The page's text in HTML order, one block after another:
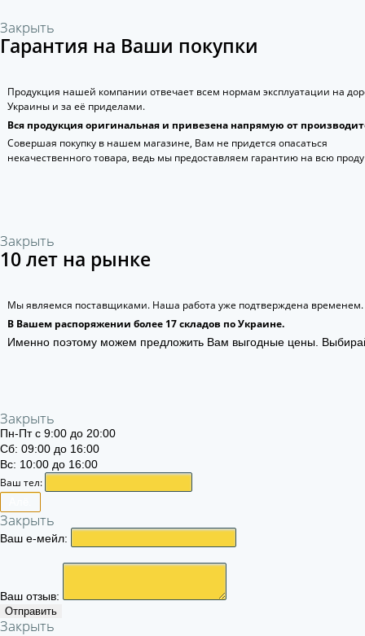
Закрыть
Гарантия на Ваши покупки
Продукция нашей компании отвечает всем нормам эксплуатации на
Украины и за её приделами.
Вся продукция оригинальная и привезена напрямую от
Совершая покупку в нашем магазине, Вам не придется опасаться
некачественного товара, ведь мы предоставляем гарантию на всю
Закрыть
10 лет на рынке
Мы являемся поставщиками. Наша работа уже подтверждена временем.
В Вашем распоряжении более 17 складов по Украине.
Именно поэтому можем предложить Вам выгодные цены.
Закрыть
Пн-Пт с 9:00 до 20:00
Сб: 09:00 до 16:00
Вс: 10:00 до 16:00
Ваш тел:
Закрыть
Ваш е-мейл:
Ваш отзыв:
Отправить
Закрыть